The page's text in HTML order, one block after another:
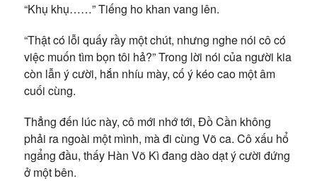
“Khụ khụ……” Tiếng ho khan vang lên.
“Thật có lỗi quấy rầy một chút, nhưng nghe nói cô có
việc muốn tìm bọn tôi hả?” Trong lời nói của người kia
còn lẫn ý cười, hắn nhíu mày, cố ý kéo cao một âm
cuối cùng.
Thẳng đến lúc này, cô mới nhớ tới, Đồ Cần không
phải ra ngoài một mình, mà đi cùng Võ ca. Cô xấu hổ
ngẩng đầu, thấy Hàn Võ Kì đang dào dạt ý cười đứng
ở một bên.